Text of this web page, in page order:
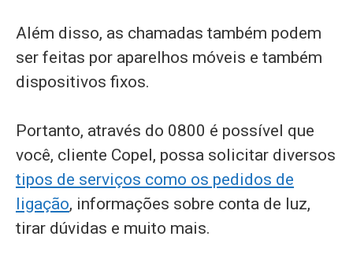
Além disso, as chamadas também podem
ser feitas por aparelhos móveis e também
dispositivos fixos.
Portanto, através do 0800 é possível que
você, cliente Copel, possa solicitar diversos
tipos de serviços como os pedidos de
ligação, informações sobre conta de luz,
tirar dúvidas e muito mais.